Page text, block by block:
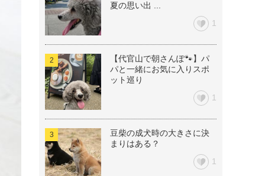
夏の思い出 ...
1
【代官山で朝さんぽ🐾】パ
パと一緒にお気に入りスポ
ット巡り
1
豆柴の成犬時の大きさに決
まりはある？
1